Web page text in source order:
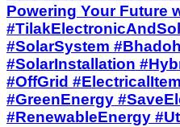
Powering Your Future
#SolarSystem
#SolarInstallation
#OffGrid
#GreenEnergy
#RenewableEnergy